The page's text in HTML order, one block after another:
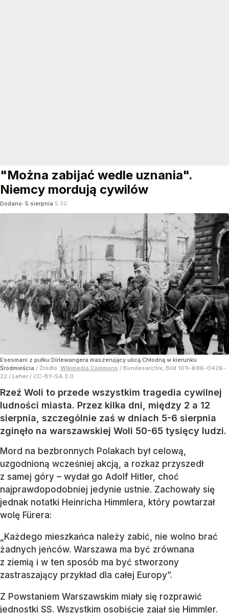
"Można zabijać wedle uznania".
Niemcy mordują cywilów
Dodano: 5 sierpnia 5:30
Esesmani z pułku Dirlewangera maszerujący ulicą Chłodną w kierunku
Śródmieścia / Źródło: Wikimedia Commons / Bundesarchiv, Bild 101I-696-0426-
22 / Leher / CC-BY-SA 3.0
Rzeź Woli to przede wszystkim tragedia cywilnej
ludności miasta. Przez kilka dni, między 2 a 12
sierpnia, szczególnie zaś w dniach 5-6 sierpnia
zginęło na warszawskiej Woli 50-65 tysięcy ludzi.
Mord na bezbronnych Polakach był celową,
uzgodnioną wcześniej akcją, a rozkaz przyszedł
z samej góry – wydał go Adolf Hitler, choć
najprawdopodobniej jedynie ustnie. Zachowały się
jednak notatki Heinricha Himmlera, który powtarzał
wolę Fürera:
„Każdego mieszkańca należy zabić, nie wolno brać
żadnych jeńców. Warszawa ma być zrównana
z ziemią i w ten sposób ma być stworzony
zastraszający przykład dla całej Europy”.
Z Powstaniem Warszawskim miały się rozprawić
jednostki SS. Wszystkim osobiście zajął się Himmler.